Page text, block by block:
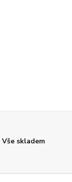
Vše skladem